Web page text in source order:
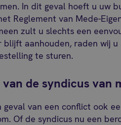
In dit geval hoeft u uw
Reglement van Mede-
zult u slechts een
aanhouden, raden wij u
te sturen.
de syndicus van
van een conflict ook
Of de syndicus nu een